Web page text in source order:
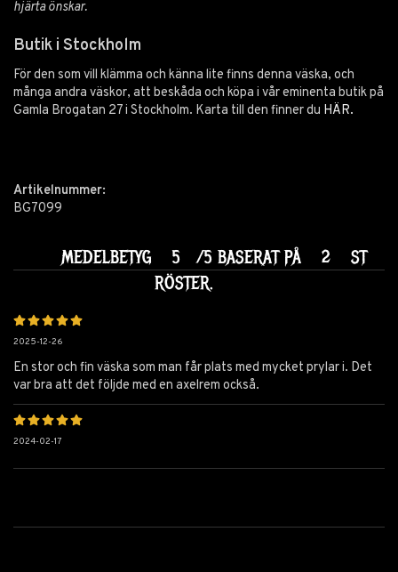
hjärta önskar.
Butik i Stockholm
För den som vill klämma och känna lite finns denna väska, och
många andra väskor, att beskåda och köpa i vår eminenta butik på
Gamla Brogatan 27 i Stockholm. Karta till den finner du HÄR.
Artikelnummer:
BG7099
MEDELBETYG 5 /5 BASERAT PÅ 2
ST
RÖSTER.
2025-12-26
En stor och fin väska som man får plats med mycket prylar i. Det
var bra att det följde med en axelrem också.
2024-02-17